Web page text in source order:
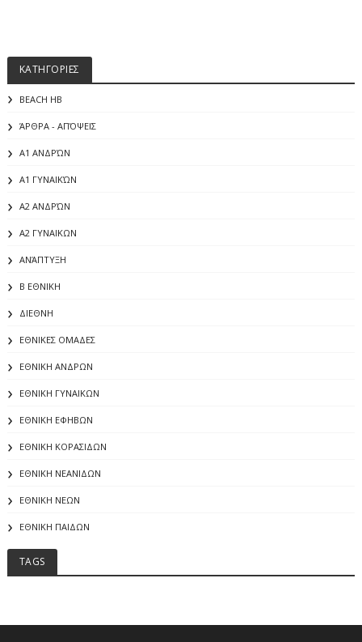
ΚΑΤΗΓΟΡΙΕΣ
BEACH HB
ΆΡΘΡΑ - ΑΠΌΨΕΙΣ
Α1 ΑΝΔΡΏΝ
Α1 ΓΥΝΑΙΚΏΝ
Α2 ΑΝΔΡΏΝ
Α2 ΓΥΝΑΙΚΩΝ
ΑΝΆΠΤΥΞΗ
Β ΕΘΝΙΚΗ
ΔΙΕΘΝΗ
ΕΘΝΙΚΕΣ ΟΜΑΔΕΣ
ΕΘΝΙΚΗ ΑΝΔΡΩΝ
ΕΘΝΙΚΗ ΓΥΝΑΙΚΩΝ
ΕΘΝΙΚΗ ΕΦΗΒΩΝ
ΕΘΝΙΚΗ ΚΟΡΑΣΙΔΩΝ
ΕΘΝΙΚΗ ΝΕΑΝΙΔΩΝ
ΕΘΝΙΚΗ ΝΕΩΝ
ΕΘΝΙΚΗ ΠΑΙΔΩΝ
TAGS